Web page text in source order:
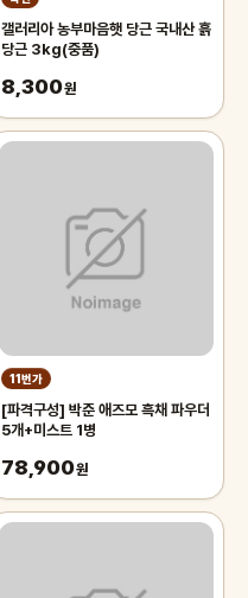
갤러리아 농부마음햇 당근 국내산 흙
당근 3kg(중품)
8,300원
11번가
[파격구성] 박준 애즈모 흑채 파우더
5개+미스트 1병
78,900원